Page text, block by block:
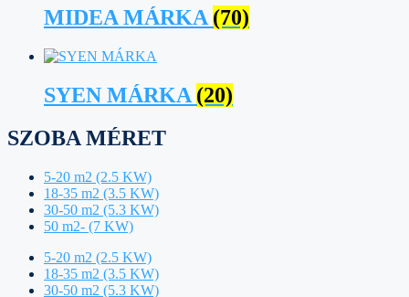
MIDEA MÁRKA (70)
SYEN MÁRKA (20)
SZOBA MÉRET
5-20 m2 (2.5 KW)
18-35 m2 (3.5 KW)
30-50 m2 (5.3 KW)
50 m2- (7 KW)
5-20 m2 (2.5 KW)
18-35 m2 (3.5 KW)
30-50 m2 (5.3 KW)